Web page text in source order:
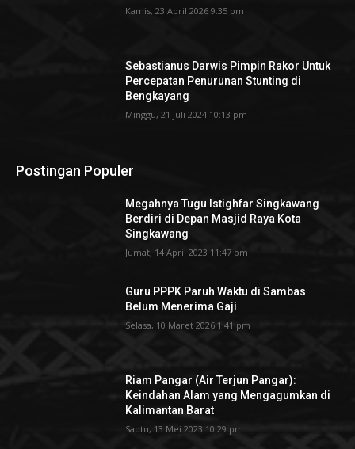
Kamis, 23 April 2026 9:35 pm
Sebastianus Darwis Pimpin Rakor Untuk
Percepatan Penurunan Stunting di
Bengkayang
Minggu, 21 Juli 2024 10:13 pm
Postingan Populer
Megahnya Tugu Istighfar Singkawang
Berdiri di Depan Masjid Raya Kota
Singkawang
Jumat, 14 April 2023 11:47 pm
Guru PPPK Paruh Waktu di Sambas
Belum Menerima Gaji
Selasa, 10 Maret 2026 1:41 pm
Riam Pangar (Air Terjun Pangar):
Keindahan Alam yang Mengagumkan di
Kalimantan Barat
Sabtu, 13 Mei 2023 10:29 pm